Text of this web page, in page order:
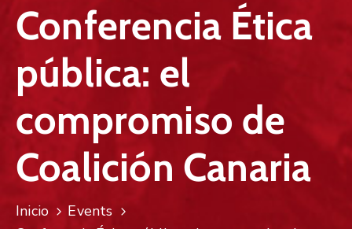
COMUNICADOS
CONOCERNOS
EDICIONES
CONTACTO
Conferencia Ética
pública: el
compromiso de
Coalición Canaria
Inicio
Events